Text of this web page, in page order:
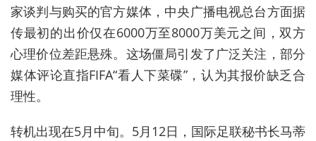
家谈判与购买的官方媒体，中央广播电视总台方面据
传最初的出价仅在6000万至8000万美元之间，双方
心理价位差距悬殊。这场僵局引发了广泛关注，部分
媒体评论直指FIFA“看人下菜碟”，认为其报价缺乏合
理性。
转机出现在5月中旬。5月12日，国际足联秘书长马蒂